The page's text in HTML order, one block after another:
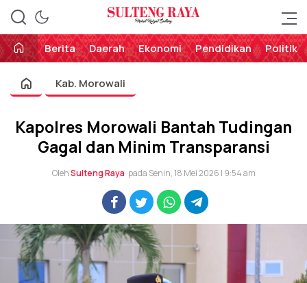
Sulteng Raya
Perekat Rakyat Sulteng
Berita
Daerah Ekonomi Pendidikan Politik
Kab. Morowali
Kapolres Morowali Bantah Tudingan
Gagal dan Minim Transparansi
OlehSulteng Raya pada Senin, 18 Mei 2026 | 9:54 am